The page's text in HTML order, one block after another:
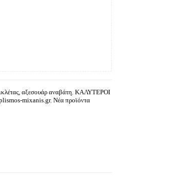
αξεσουάρ αναβάτη ΚΑΛΥΤΕΡΟΙ
mixanis.gr, Νέα προϊόντα